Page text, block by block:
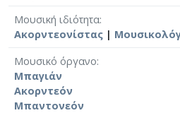
Μουσική ιδιότητα
Ακορντεονίστας |
Μουσικό όργανο
Μπαγιάν
Ακορντεόν
Μπαντονεόν